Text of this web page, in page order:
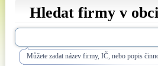
Hledat firmy v
Můžete zadat název firmy, IČ, nebo popis